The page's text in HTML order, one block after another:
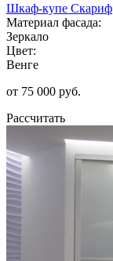
Шкаф-купе Скариф
Материал фасада:
Зеркало
Цвет:
Венге
от 75 000 руб.
Рассчитать